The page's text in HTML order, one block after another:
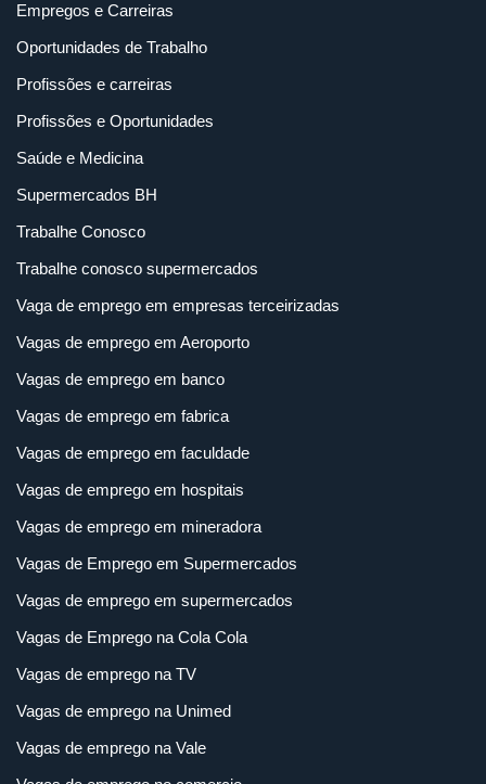
Empregos e Carreiras
Oportunidades de Trabalho
Profissões e carreiras
Profissões e Oportunidades
Saúde e Medicina
Supermercados BH
Trabalhe Conosco
Trabalhe conosco supermercados
Vaga de emprego em empresas terceirizadas
Vagas de emprego em Aeroporto
Vagas de emprego em banco
Vagas de emprego em fabrica
Vagas de emprego em faculdade
Vagas de emprego em hospitais
Vagas de emprego em mineradora
Vagas de Emprego em Supermercados
Vagas de emprego em supermercados
Vagas de Emprego na Cola Cola
Vagas de emprego na TV
Vagas de emprego na Unimed
Vagas de emprego na Vale